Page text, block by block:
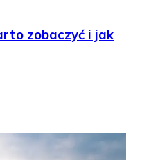
zobaczyć i jak